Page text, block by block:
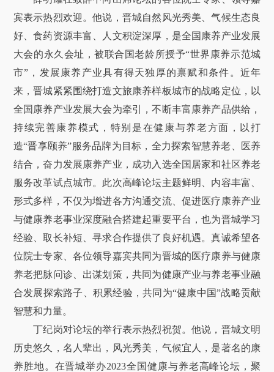
宾表示热烈欢迎。他说，晋城自然风光秀美、气候生态良
好、食药资源丰富、人文积淀深厚，是全国康养产业发展
大会的永久会址，被联合国老龄所授予“世界康养示范城
市”，发展康养产业具有得天独厚的禀赋和条件。近年
来，晋城紧紧围绕打造文旅康养样板城市的战略定位，以
全国康养产业发展大会为牵引，不断丰富康养产品供给，
持续完善康养模式，特别是在健康与养老方面，以打
造“晋享颐养”服务品牌为目标，全力探索智慧养老、医养
结合，奋力发展康养产业，成功入选全国居家和社区养老
服务改革试点城市。此次高峰论坛主题鲜明、内容丰富、
形式多样，不仅为增进各方沟通交流、促进医疗康养产业
与健康养老事业深度融合搭建起重要平台，也为晋城学习
经验、取长补短、寻求合作提供了良好机遇。真诚希望各
位院士专家、各位领导嘉宾共同为晋城的医疗康养与健康
养老把脉问诊、出谋划策，共同为健康产业与养老事业融
合发展探索路子、积累经验，共同为“健康中国”战略贡献
智慧和力量。
丁纪岗对论坛的举行表示热烈祝贺。他说，晋城文明
历史悠久，名人辈出，风光秀美，气候宜人，是著名的康
养胜地。在晋城举办2023全国健康与养老高峰论坛，聚